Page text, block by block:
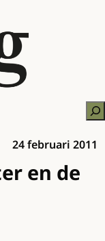
24 februari 2011
en de